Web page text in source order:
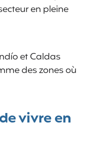
en pleine
et Caldas
des zones où
vivre en